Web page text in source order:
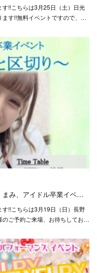
!!こちらは3月25日（土）日光
ます!!無料イベントですので、…
まみ、アイドル卒業イベ…
!!こちらは3月19日（日）長野
のご予約ご来場、お待ちしてお…